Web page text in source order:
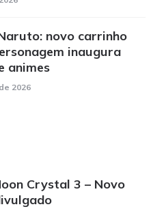
novo carrinho
inaugura
animes
2026
Crystal 3 – Novo